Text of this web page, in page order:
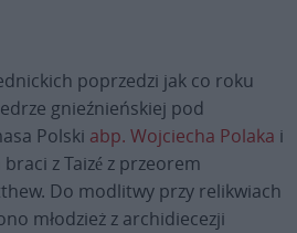
poprzedzi jak co roku
gnieźnieńskiej pod
Polski abp. Wojciecha Polaka i
braci z Taizé z przeorem
Do modlitwy przy relikwiach
młodzież z archidiecezji